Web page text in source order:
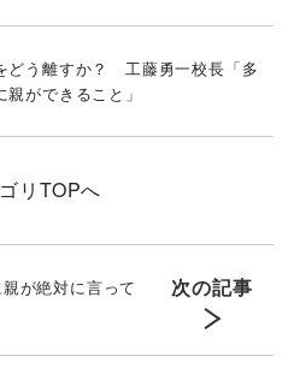
どう離すか？ 工藤勇一校長「多
ができること」
リ TOPへ
が絶対に言って
次の記事